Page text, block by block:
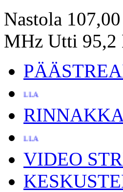
Nastola
MHz Utti 95,2
VIDEO